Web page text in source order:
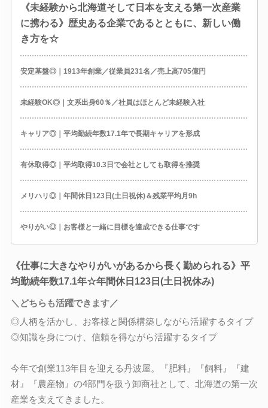
《未経験から北海道そして日本を支える第一次産業
に携わる》歴史ある企業であるとともに、新しい働
き方を☆
安定基盤◎｜1913年創業／従業員231名／売上高705億円
未経験OK◎｜文系出身60％／社員はほとんど未経験入社
キャリア◎｜平均勤続年数17.1年で長期キャリアを形成
有休取得◎｜平均取得10.3日で会社としても取得を推奨
メリハリ◎｜年間休日123日(土日祝休)＆残業平均月9h
やりがい◎｜お客様と一緒に目標を達成できる仕事です
《仕事に大きなやりがいがあるから長く勤められる》平
均勤続年数17.1年☆年間休日123日(土日祝休み)
＼どちらも活躍できます／
◎人柄を活かし、お客様と関係構築しながら活躍するタイプ
◎知識を身につけ、信頼を得ながら活躍するタイプ
今年で創業113年目を迎える丹波屋。『肥料』『飼料』『建
材』『農産物』の4部門を扱う卸商社として、北海道の第一次
産業を支えてきました。